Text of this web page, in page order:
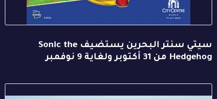
سيتي سنتر البحرين يستضيف Sonic the
Hedgehog من 31 أكتوبر ولغاية 9 نوفمبر